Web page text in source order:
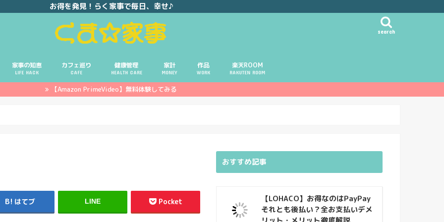
お得を発見！らく家事で毎日、幸せ♪
search
家事の知恵
LIFE HACK
カフェ巡り
CAFE
健康管理
HEALTH CARE
家計
MONEY
ポイ活
投資
副業
作品
WORK
楽天ROOM
RAKUTEN ROOM
【Amazon PrimeVideo】無料体験してみる
はてブ LINE Pocket
おすすめ記事
【LOHACO】お得なのはPayPay
それとも後払い？全お支払いデメ